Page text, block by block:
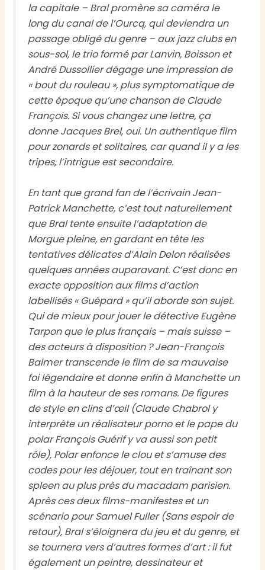
la capitale – Bral promène sa caméra le
long du canal de l’Ourcq, qui deviendra un
passage obligé du genre – aux jazz clubs en
sous-sol, le trio formé par Lanvin, Boisson et
André Dussollier dégage une impression de
« bout du rouleau », plus symptomatique de
cette époque qu’une chanson de Claude
François. Si vous changez une lettre, ça
donne Jacques Brel, oui. Un authentique film
pour zonards et solitaires, car quand il y a les
tripes, l’intrigue est secondaire.
En tant que grand fan de l’écrivain Jean-
Patrick Manchette, c’est tout naturellement
que Bral tente ensuite l’adaptation de
Morgue pleine, en gardant en tête les
tentatives délicates d’Alain Delon réalisées
quelques années auparavant. C’est donc en
exacte opposition aux films d’action
labellisés « Guépard » qu’il aborde son sujet.
Qui de mieux pour jouer le détective Eugène
Tarpon que le plus français – mais suisse –
des acteurs à disposition ? Jean-François
Balmer transcende le film de sa mauvaise
foi légendaire et donne enfin à Manchette un
film à la hauteur de ses romans. De figures
de style en clins d’œil (Claude Chabrol y
interprète un réalisateur porno et le pape du
polar François Guérif y va aussi son petit
rôle), Polarenfonce le clou et s’amuse des
codes pour les déjouer, tout en traînant son
spleen au plus près du macadam parisien.
Après ces deux films-manifestes et un
scénario pour Samuel Fuller (Sans espoir de
retour), Bral s’éloignera du jeu et du genre, et
se tournera vers d’autres formes d’art : il fut
également un peintre, dessinateur et